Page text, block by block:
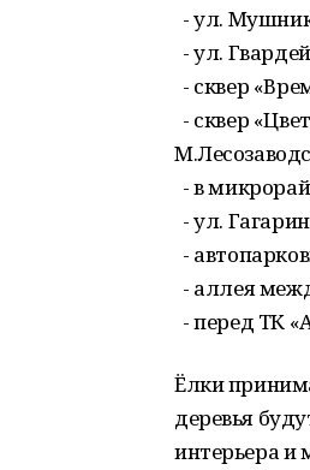
- ул.
- ул.
- сквер
- сквер
- в
- ул.
-
- аллея
- перед ТК
Ёлки
деревья
интерьера и